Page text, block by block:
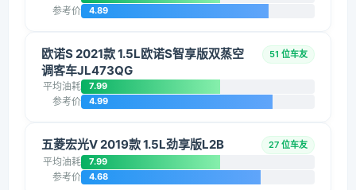
参考价 4.89
欧诺S 2021款 1.5L欧诺S智享版双蒸空
调客车JL473QG
51 位车友
平均油耗 7.99
参考价 4.99
五菱宏光V 2019款 1.5L劲享版L2B 27 位车友
平均油耗 7.99
参考价 4.68